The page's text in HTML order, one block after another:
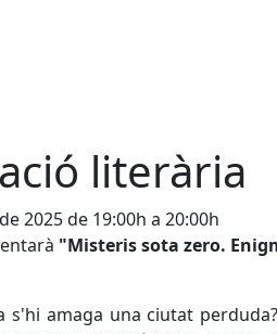
literària
2025 de 19:00h a 20:00h
"Misteris sota zero.
s'hi amaga una ciutat